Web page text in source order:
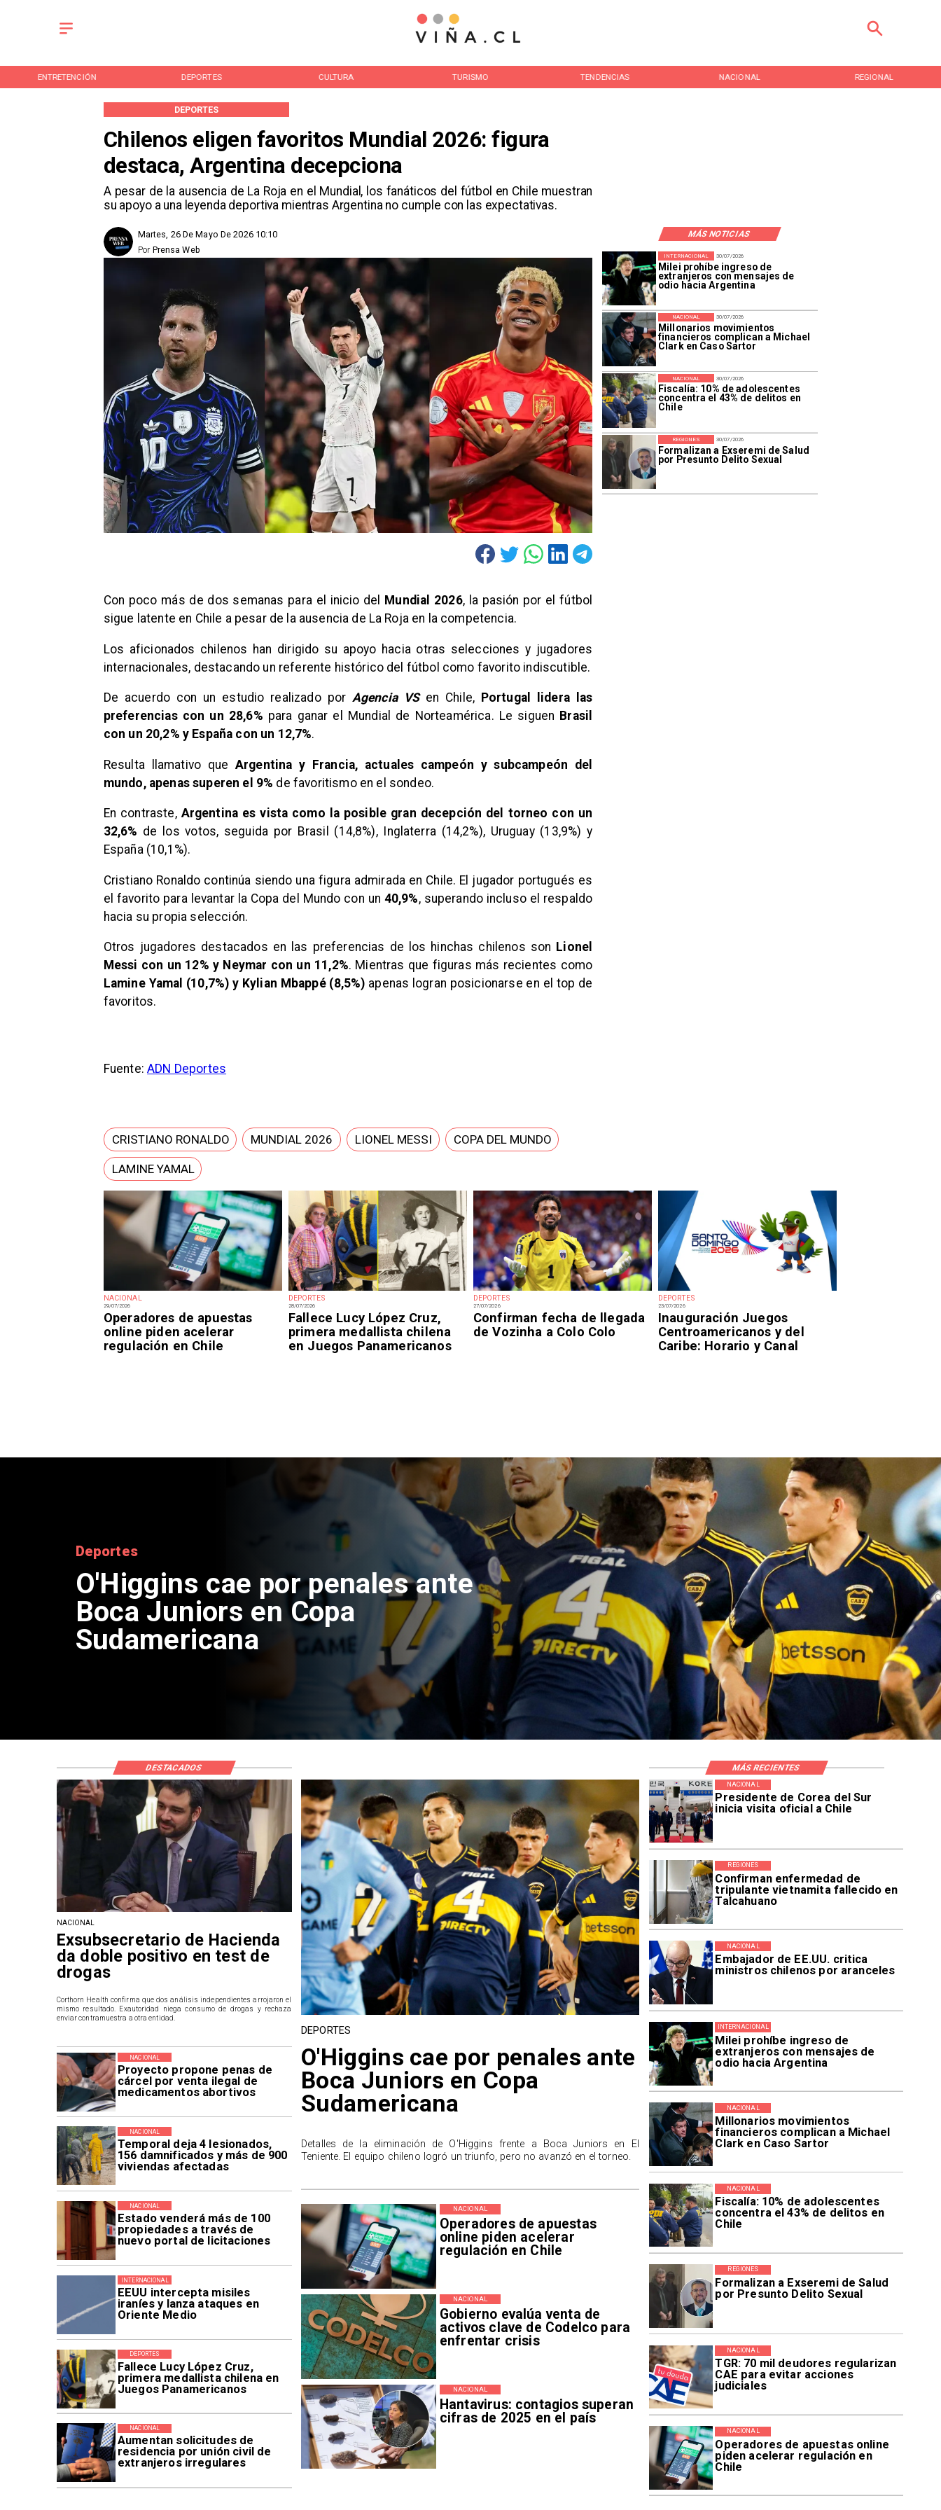
ENTRETENCIÓN DEPORTES CULTURA TURISMO TENDENCIAS NACIONAL REGIONAL
Chilenos eligen favoritos Mundial 2026: figura
destaca, Argentina decepciona
A pesar de la ausencia de La Roja en el Mundial, los fanáticos del fútbol en Chile muestran
su apoyo a una leyenda deportiva mientras Argentina no cumple con las expectativas.
DEPORTES
MÁS NOTICIAS
Martes, 26 De Mayo De 2026 10:10
Prensa Web
Por
NACIONAL
29/07/2026
Operadores de apuestas
online piden acelerar
regulación en Chile
DEPORTES
28/07/2026
Fallece Lucy López Cruz,
primera medallista chilena
en Juegos Panamericanos
DEPORTES
27/07/2026
Confirman fecha de llegada
de Vozinha a Colo Colo
DEPORTES
23/07/2026
Inauguración Juegos
Centroamericanos y del
Caribe: Horario y Canal
30/07/2026
Milei prohíbe ingreso de
extranjeros con mensajes de
odio hacia Argentina
INTERNACIONAL
30/07/2026
Millonarios movimientos
financieros complican a Michael
Clark en Caso Sartor
NACIONAL
30/07/2026
Fiscalía: 10% de adolescentes
concentra el 43% de delitos en
Chile
NACIONAL
30/07/2026
Formalizan a Exseremi de Salud
por Presunto Delito Sexual
REGIONES
Con poco más de dos semanas para el inicio del Mundial 2026, la pasión por el fútbol
sigue latente en Chile a pesar de la ausencia de La Roja en la competencia.
Los aficionados chilenos han dirigido su apoyo hacia otras selecciones y jugadores
internacionales, destacando un referente histórico del fútbol como favorito indiscutible.
De acuerdo con un estudio realizado por Agencia VSen Chile, Portugal lidera las
preferencias con un 28,6% para ganar el Mundial de Norteamérica. Le siguen Brasil
con un 20,2% y España con un 12,7%.
Resulta llamativo que Argentina y Francia, actuales campeón y subcampeón del
mundo, apenas superen el 9% de favoritismo en el sondeo.
En contraste, Argentina es vista como la posible gran decepción del torneo con un
32,6% de los votos, seguida por Brasil (14,8%), Inglaterra (14,2%), Uruguay (13,9%) y
España (10,1%).
Cristiano Ronaldo continúa siendo una figura admirada en Chile. El jugador portugués es
el favorito para levantar la Copa del Mundo con un 40,9%, superando incluso el respaldo
hacia su propia selección.
Otros jugadores destacados en las preferencias de los hinchas chilenos son Lionel
Messi con un 12% y Neymar con un 11,2%. Mientras que figuras más recientes como
Lamine Yamal (10,7%) y Kylian Mbappé (8,5%) apenas logran posicionarse en el top de
favoritos.
Fuente:ADN Deportes
CRISTIANO RONALDO MUNDIAL 2026 LIONEL MESSI COPA DEL MUNDO
LAMINE YAMAL
Exsubsecretario de Hacienda da
doble positivo en test de drogas
Presidente de Corea del Sur
inicia visita oficial a Chile
NACIONAL
Confirman enfermedad de
tripulante vietnamita fallecido en
Talcahuano
REGIONES
Embajador de EE.UU. critica
ministros chilenos por aranceles
NACIONAL
Milei prohíbe ingreso de
extranjeros con mensajes de
odio hacia Argentina
INTERNACIONAL
Millonarios movimientos
financieros complican a Michael
Clark en Caso Sartor
NACIONAL
Fiscalía: 10% de adolescentes
concentra el 43% de delitos en
Chile
NACIONAL
Formalizan a Exseremi de Salud
por Presunto Delito Sexual
REGIONES
TGR: 70 mil deudores regularizan
CAE para evitar acciones
judiciales
NACIONAL
Operadores de apuestas online
piden acelerar regulación en
Chile
NACIONAL
Proyecto propone penas de
cárcel por venta ilegal de
medicamentos abortivos
NACIONAL
Temporal deja 4 lesionados,
156 damnificados y más de 900
viviendas afectadas
NACIONAL
Estado venderá más de 100
propiedades a través de
nuevo portal de licitaciones
NACIONAL
EEUU intercepta misiles
iraníes y lanza ataques en
Oriente Medio
INTERNACIONAL
Fallece Lucy López Cruz,
primera medallista chilena en
Juegos Panamericanos
DEPORTES
Aumentan solicitudes de
residencia por unión civil de
extranjeros irregulares
NACIONAL
Operadores de apuestas
online piden acelerar
regulación en Chile
NACIONAL
Gobierno evalúa venta de
activos clave de Codelco para
enfrentar crisis
NACIONAL
Hantavirus: contagios superan
cifras de 2025 en el país
NACIONAL
NACIONAL
Exsubsecretario de Hacienda
da doble positivo en test de
drogas
Corthorn Health confirma que dos análisis independientes arrojaron el
mismo resultado. Exautoridad niega consumo de drogas y rechaza
enviar contramuestra a otra entidad.
DEPORTES
O'Higgins cae por penales ante
Boca Juniors en Copa
Sudamericana
Detalles de la eliminación de O'Higgins frente a Boca Juniors en El
Teniente. El equipo chileno logró un triunfo, pero no avanzó en el torneo.
DESTACADOS MÁS RECIENTES